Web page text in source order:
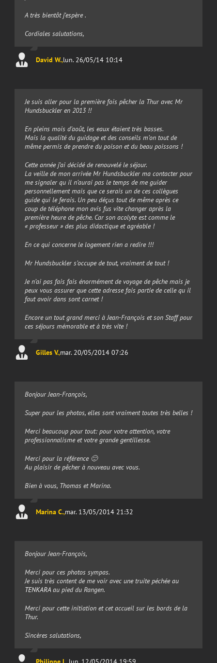
A très bientôt j’espère .
Cordiales salutations,
David W.,lun. 26/05/14 10:14
Je suis aller pour la première fois pêcher la Thur avec Mr
Hundsbuckler en 2013 !!
En pleins mois d’août, les eaux étaient très basses.
Mais la qualité du guidage et des conseils m’on tout de
même permis de prendre du poison et du beau poissons !
Cette année j’ai décidé de renouvelé le séjour.
La veille de mon arrivée Mr Hundsbuckler ma contacter pour
me signaler qu il n’aurai pas le temps de me guider
personnellement mais que ce serais un de ces collègues
guide qui le ferais. Un peu déçus tout de même après ce
coup de téléphone mon avis fus vite changer après la
première heure de pêche. Car son acolyte est comme le
« professeur » des plus didactique et agréable !
En ce qui concerne le logement rien a redire !!!
Mr Hundsbuckler s’occupe de tout, vraiment de tout !
Je n’ai pas fais fais énormément de voyage de pêche mais je
peux vous assurer que cette adresse fais partie de celle qu il
faut avoir dans sont carnet !
Encore un tout grand merci à Jean-François et son Staff pour
ces séjours mémorable et à très vite !
Gilles V.,mar. 20/05/2014 07:26
Bonjour Jean-François,
Super pour les photos, elles sont vraiment toutes très belles !
Merci beaucoup pour tout: pour votre attention, votre
professionnalisme et votre grande gentillesse.
Merci pour la référence 🙂
Au plaisir de pêcher à nouveau avec vous.
Bien à vous, Thomas et Marina.
Marina C.,mar. 13/05/2014 21:32
Bonjour Jean-François,
Merci pour ces photos sympas.
Je suis très content de me voir avec une truite péchée au
TENKARA au pied du Rangen.
Merci pour cette initiation et cet accueil sur les bords de la
Thur.
Sincères salutations,